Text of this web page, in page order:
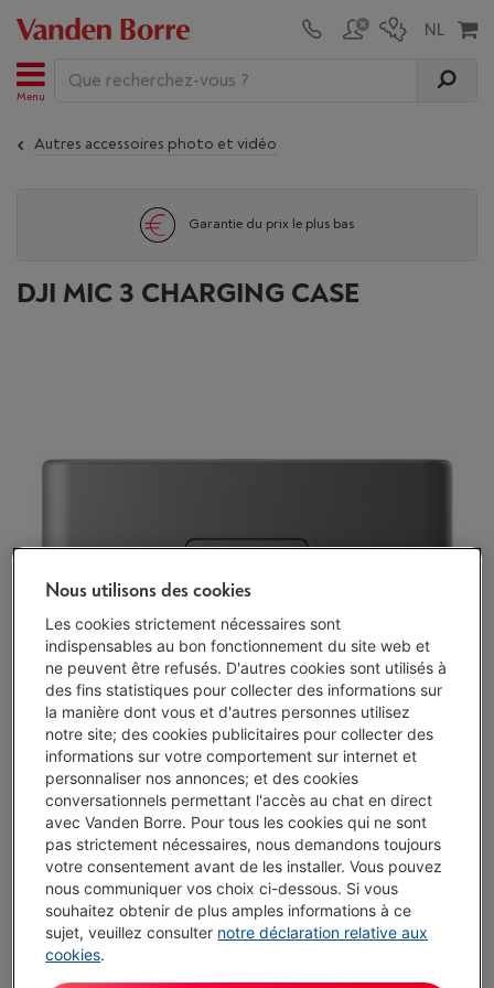
Menu
Autres accessoires photo et vidéo
Garantie du prix le plus bas
DJI MIC 3 CHARGING CASE
Délai >3 sem.-Voir le stock
€ 66,99
Nous utilisons des cookies
Les cookies strictement nécessaires sont
indispensables au bon fonctionnement du site web et
ne peuvent être refusés. D'autres cookies sont utilisés à
des fins statistiques pour collecter des informations sur
la manière dont vous et d'autres personnes utilisez
notre site; des cookies publicitaires pour collecter des
informations sur votre comportement sur internet et
personnaliser nos annonces; et des cookies
conversationnels permettant l'accès au chat en direct
avec Vanden Borre. Pour tous les cookies qui ne sont
pas strictement nécessaires, nous demandons toujours
votre consentement avant de les installer. Vous pouvez
nous communiquer vos choix ci-dessous. Si vous
souhaitez obtenir de plus amples informations à ce
sujet, veuillez consulter notre déclaration relative aux
cookies.